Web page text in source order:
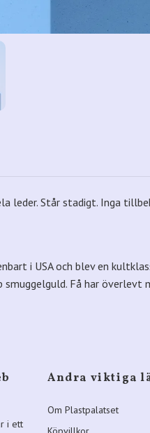
leder. Står stadigt. Inga
i USA och blev en
Få har överlevt
i ett
Andra viktiga
Om Plastpalatset